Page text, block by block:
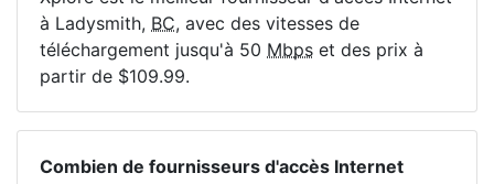
à Ladysmith, BC, avec des vitesses de
téléchargement jusqu'à 50 Mbps et des prix à
partir de $109.99.
Combien de fournisseurs d'accès Internet